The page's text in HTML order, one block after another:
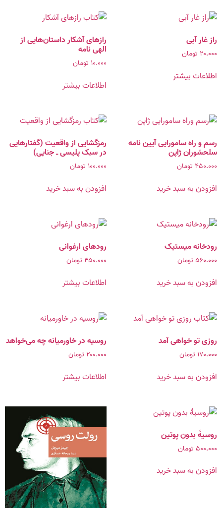
راز غار آبی
۲۰.۰۰۰ تومان
اطلاعات بیشتر
رازهای آشکار داستان‌هایی از
الهی‌ نامه
۱۰.۰۰۰ تومان
اطلاعات بیشتر
رسم و راه سامورایی آیین نامه
سلحشوران ژاپن
۴۵۰.۰۰۰ تومان
افزودن به سبد خرید
رمزگشایی از واقعیت (گفتارهایی
در سبک پلیسی ـ جنایی)
۱۰۰.۰۰۰ تومان
افزودن به سبد خرید
رودخانه میستیک
۵۶۰.۰۰۰ تومان
افزودن به سبد خرید
رودهای ارغوانی
۴۵۰.۰۰۰ تومان
اطلاعات بیشتر
روزی تو خواهی آمد
۱۷۰.۰۰۰ تومان
افزودن به سبد خرید
روسیه در خاورمیانه چه می‌خواهد
۲۰۰.۰۰۰ تومان
اطلاعات بیشتر
روسیۀ بدون پوتین
۵۰۰.۰۰۰ تومان
افزودن به سبد خرید